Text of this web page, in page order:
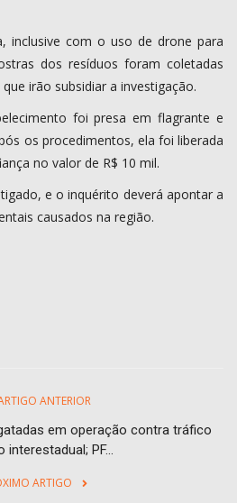
inclusive com o uso de drone para
dos resíduos foram coletadas
irão subsidiar a investigação.
foi presa em flagrante e
os procedimentos, ela foi liberada
no valor de R$ 10 mil.
e o inquérito deverá apontar a
causados na região.
ANTERIOR
em operação contra tráfico
interestadual; PF...
ARTIGO